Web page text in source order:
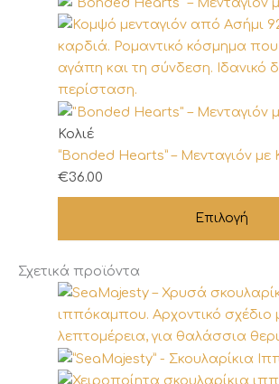
Κολιέ
“Bonded Hearts” – Μενταγιόν με
€36.00
Επιλογή
Αυτό
το
προϊόν
έχει
παραλλαγές.
Οι
επιλογές
μπορούν
να
επιλεγούν
στη
Σχετικά προϊόντα